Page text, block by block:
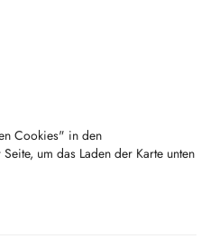
Cookies" in den
um das Laden der Karte unten